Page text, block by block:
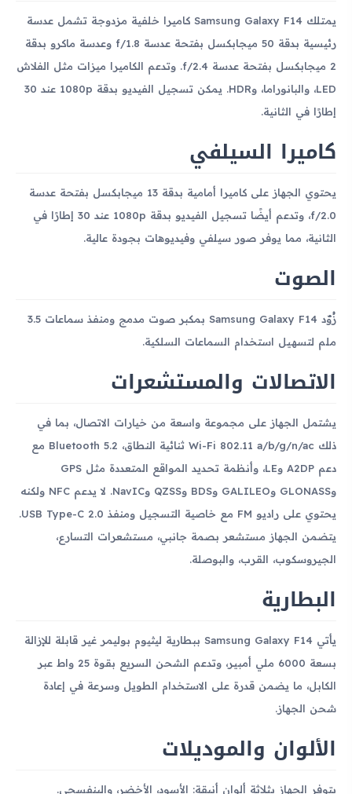
يمتلك Samsung Galaxy F14 كاميرا خلفية مزدوجة تشمل عدسة
رئيسية بدقة 50 ميجابكسل بفتحة عدسة f/1.8 وعدسة ماكرو بدقة
2 ميجابكسل بفتحة عدسة f/2.4. وتدعم الكاميرا ميزات مثل الفلاش
LED، والبانوراما، وHDR. يمكن تسجيل الفيديو بدقة 1080p عند 30
إطارًا في الثانية.
كاميرا السيلفي
يحتوي الجهاز على كاميرا أمامية بدقة 13 ميجابكسل بفتحة عدسة
f/2.0، وتدعم أيضًا تسجيل الفيديو بدقة 1080p عند 30 إطارًا في
الثانية، مما يوفر صور سيلفي وفيديوهات بجودة عالية.
الصوت
زُوّد Samsung Galaxy F14 بمكبر صوت مدمج ومنفذ سماعات 3.5
ملم لتسهيل استخدام السماعات السلكية.
الاتصالات والمستشعرات
يشتمل الجهاز على مجموعة واسعة من خيارات الاتصال، بما في
ذلك Wi-Fi 802.11 a/b/g/n/ac ثنائية النطاق، Bluetooth 5.2 مع
دعم A2DP وLE، وأنظمة تحديد المواقع المتعددة مثل GPS
وGLONASS وGALILEO وBDS وQZSS وNavIC. لا يدعم NFC ولكنه
يحتوي على راديو FM مع خاصية التسجيل ومنفذ USB Type-C 2.0.
يتضمن الجهاز مستشعر بصمة جانبي، مستشعرات التسارع،
الجيروسكوب، القرب، والبوصلة.
البطارية
يأتي Samsung Galaxy F14 ببطارية ليثيوم بوليمر غير قابلة للإزالة
بسعة 6000 ملي أمبير، وتدعم الشحن السريع بقوة 25 واط عبر
الكابل، ما يضمن قدرة على الاستخدام الطويل وسرعة في إعادة
شحن الجهاز.
الألوان والموديلات
يتوفر الجهاز بثلاثة ألوان أنيقة: الأسود، الأخضر، والبنفسجي.